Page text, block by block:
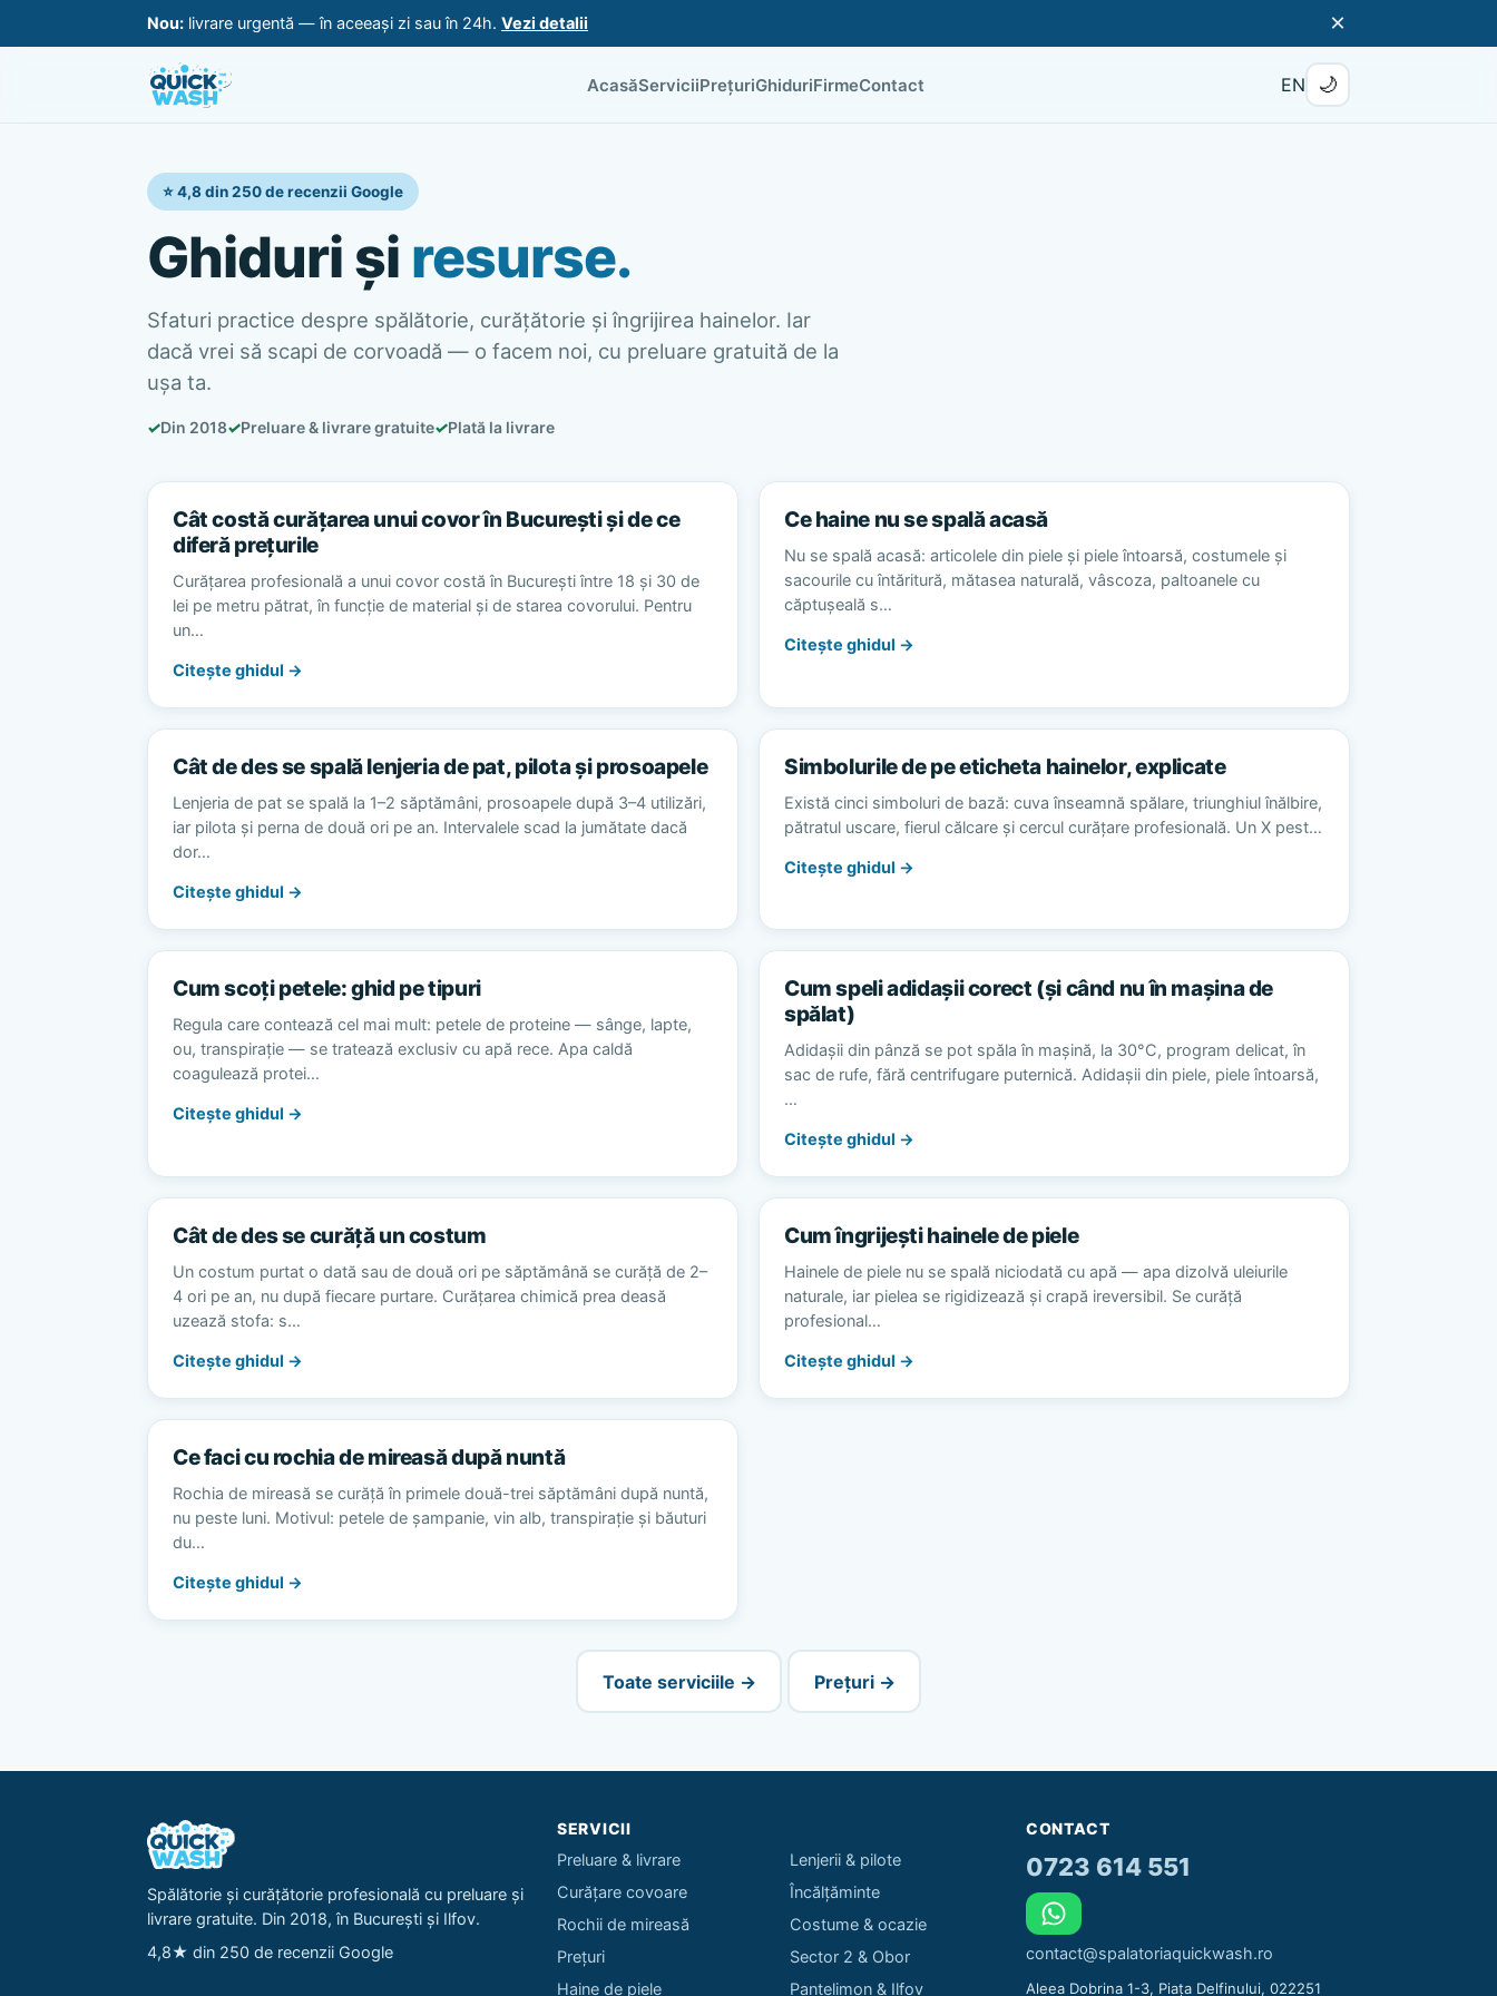
Nou: livrare urgentă — în aceeași zi sau în 24h. Vezi detalii ×
AcasăServiciiPrețuriGhiduriFirmeContact EN 🌙
⭐ 4,8 din 250 de recenzii Google
Ghiduri și resurse.
Sfaturi practice despre spălătorie, curățătorie și îngrijirea hainelor. Iar
dacă vrei să scapi de corvoadă — o facem noi, cu preluare gratuită de la
ușa ta.
✓Din 2018✓Preluare & livrare gratuite✓Plată la livrare
Cât costă curățarea unui covor în București și de ce
diferă prețurile
Curățarea profesională a unui covor costă în București între 18 și 30 de
lei pe metru pătrat, în funcție de material și de starea covorului. Pentru
un…
Citește ghidul →
Ce haine nu se spală acasă
Nu se spală acasă: articolele din piele și piele întoarsă, costumele și
sacourile cu întăritură, mătasea naturală, vâscoza, paltoanele cu
căptușeală s…
Citește ghidul →
Cât de des se spală lenjeria de pat, pilota și prosoapele
Lenjeria de pat se spală la 1–2 săptămâni, prosoapele după 3–4 utilizări,
iar pilota și perna de două ori pe an. Intervalele scad la jumătate dacă
dor…
Citește ghidul →
Simbolurile de pe eticheta hainelor, explicate
Există cinci simboluri de bază: cuva înseamnă spălare, triunghiul înălbire,
pătratul uscare, fierul călcare și cercul curățare profesională. Un X pest…
Citește ghidul →
Cum scoți petele: ghid pe tipuri
Regula care contează cel mai mult: petele de proteine — sânge, lapte,
ou, transpirație — se tratează exclusiv cu apă rece. Apa caldă
coagulează protei…
Citește ghidul →
Cum speli adidașii corect (și când nu în mașina de
spălat)
Adidașii din pânză se pot spăla în mașină, la 30°C, program delicat, în
sac de rufe, fără centrifugare puternică. Adidașii din piele, piele întoarsă,
…
Citește ghidul →
Cât de des se curăță un costum
Un costum purtat o dată sau de două ori pe săptămână se curăță de 2–
4 ori pe an, nu după fiecare purtare. Curățarea chimică prea deasă
uzează stofa: s…
Citește ghidul →
Cum îngrijești hainele de piele
Hainele de piele nu se spală niciodată cu apă — apa dizolvă uleiurile
naturale, iar pielea se rigidizează și crapă ireversibil. Se curăță
profesional…
Citește ghidul →
Ce faci cu rochia de mireasă după nuntă
Rochia de mireasă se curăță în primele două-trei săptămâni după nuntă,
nu peste luni. Motivul: petele de șampanie, vin alb, transpirație și băuturi
du…
Citește ghidul →
Toate serviciile → Prețuri →
Spălătorie și curățătorie profesională cu preluare și
livrare gratuite. Din 2018, în București și Ilfov.
4,8★ din 250 de recenzii Google
SERVICII
Preluare & livrare
Curățare covoare
Rochii de mireasă
Prețuri
Haine de piele
Lenjerii & pilote
Încălțăminte
Costume & ocazie
Sector 2 & Obor
Pantelimon & Ilfov
CONTACT
0723 614 551
contact@spalatoriaquickwash.ro
Aleea Dobrina 1-3, Piața Delfinului, 022251